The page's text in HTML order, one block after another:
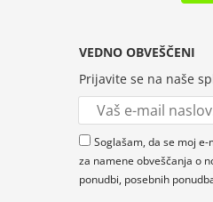
VEDNO OBVEŠČENI
Prijavite se na naše
Soglašam, da se moj
za namene obveščanja o
ponudbi, posebnih